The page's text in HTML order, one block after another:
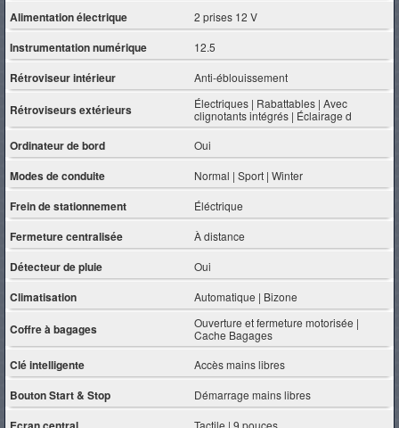
Alimentation électrique 2 prises 12 V
Instrumentation numérique 12.5
Rétroviseur intérieur Anti-éblouissement
Rétroviseurs extérieurs
Électriques | Rabattables | Avec
clignotants intégrés | Éclairage d
Ordinateur de bord Oui
Modes de conduite Normal | Sport | Winter
Frein de stationnement Éléctrique
Fermeture centralisée À distance
Détecteur de pluie Oui
Climatisation Automatique | Bizone
Coffre à bagages
Ouverture et fermeture motorisée |
Cache Bagages
Clé intelligente Accès mains libres
Bouton Start & Stop Démarrage mains libres
Tactile | 9 pouces